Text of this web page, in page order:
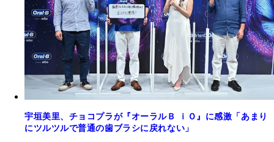
宇垣美里、チョコプラが『オーラルＢ ｉＯ』に感激「あまり
にツルツルで普通の歯ブラシに戻れない」